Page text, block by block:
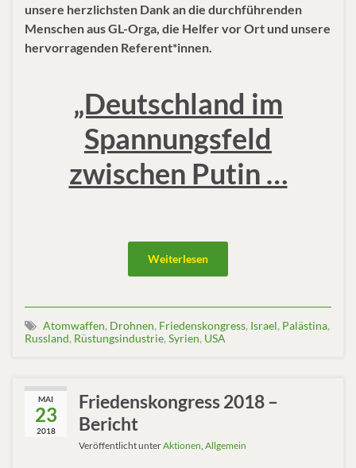
unsere herzlichsten Dank an die durchführenden
Menschen aus GL-Orga, die Helfer vor Ort und unsere
hervorragenden Referent*innen.
„Deutschland im
Spannungsfeld
zwischen Putin …
Weiterlesen
Atomwaffen, Drohnen, Friedenskongress, Israel, Palästina,
Russland, Rüstungsindustrie, Syrien, USA
MAI
23
2018
Friedenskongress 2018 –
Bericht
Veröffentlicht unterAktionen Allgemein